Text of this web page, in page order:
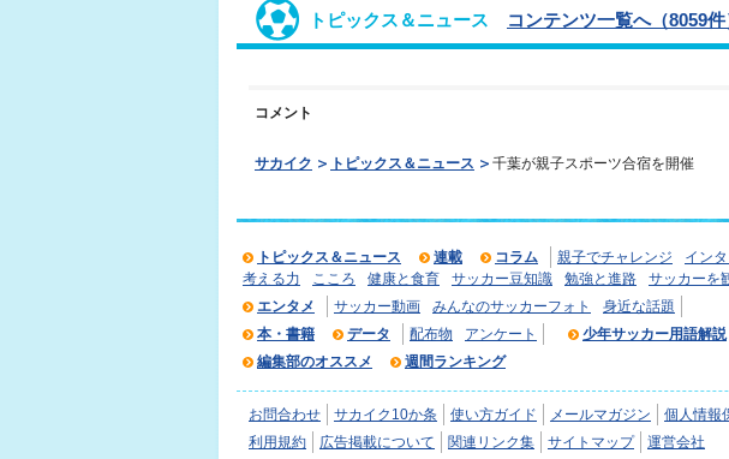
トピックス＆ニュース コンテンツ一覧へ（8059件
コメント
サカイク トピックス＆ニュース 千葉が親子スポーツ合宿を開催
トピックス＆ニュース 連載 コラム 親子でチャレンジ イン
考える力
こころ 健康と食育 サッカー豆知識 勉強と進路
サッカーを
エンタメ
サッカー動画 みんなのサッカーフォト
身近な話題
本・書籍
データ 配布物 アンケート
少年サッカー用語解説
編集部のオススメ
週間ランキング
お問合わせ サカイク10か条 使い方ガイド メールマガジン 個人情報
利用規約
広告掲載について 関連リンク集 サイトマップ 運営会社